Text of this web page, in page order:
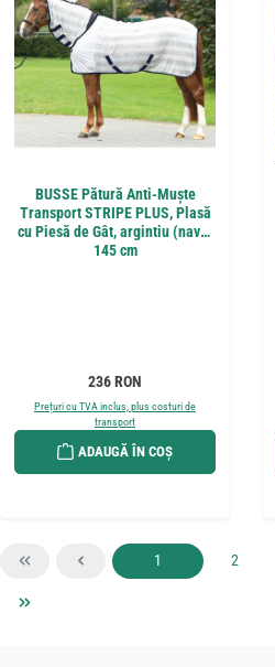
BUSSE Pătură Anti-Muște
Transport STRIPE PLUS, Plasă
cu Piesă de Gât, argintiu (navy)
145 cm
Preț obișnuit:
236 RON
Prețuri cu TVA inclus, plus costuri de
transport
ADAUGĂ ÎN COȘ
Pagina
1 Pagina
2